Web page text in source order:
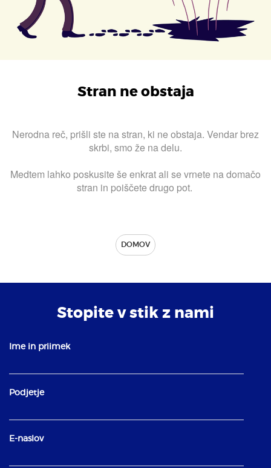
Stran ne obstaja
Nerodna reč, prišli ste na stran, ki ne obstaja. Vendar brez
skrbi, smo že na delu.
Medtem lahko poskusite še enkrat ali se vrnete na domačo
stran in poiščete drugo pot.
DOMOV
Stopite v stik z nami
Ime in priimek
Podjetje
E-naslov